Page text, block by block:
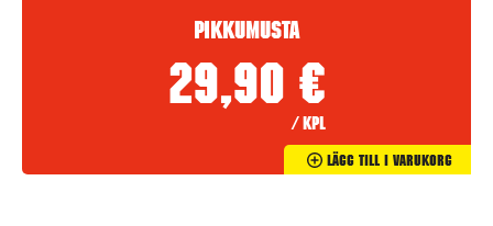
Pikkumusta
29,90 €
/ kpl
Lägg Till I Varukorg